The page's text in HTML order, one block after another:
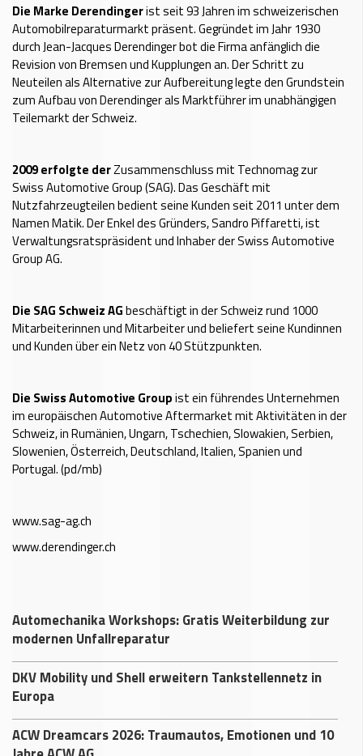
Die Marke Derendingerist seit 93 Jahren im schweizerischen
Automobilreparaturmarkt präsent. Gegründet im Jahr 1930
durch Jean-Jacques Derendinger bot die Firma anfänglich die
Revision von Bremsen und Kupplungen an. Der Schritt zu
Neuteilen als Alternative zur Aufbereitung legte den Grundstein
zum Aufbau von Derendinger als Marktführer im unabhängigen
Teilemarkt der Schweiz.
2009erfolgte derZusammenschluss mit Technomag zur
Swiss Automotive Group (SAG). Das Geschäft mit
Nutzfahrzeugteilen bedient seine Kunden seit 2011 unter dem
Namen Matik. Der Enkel des Gründers, Sandro Piffaretti, ist
Verwaltungsratspräsident und Inhaber der Swiss Automotive
Group AG.
Die SAG Schweiz AGbeschäftigt in der Schweiz rund 1000
Mitarbeiterinnen und Mitarbeiter und beliefert seine Kundinnen
und Kunden über ein Netz von 40 Stützpunkten.
Die Swiss Automotive Groupist ein führendes Unternehmen
im europäischen Automotive Aftermarket mit Aktivitäten in der
Schweiz, in Rumänien, Ungarn, Tschechien, Slowakien, Serbien,
Slowenien, Österreich, Deutschland, Italien, Spanien und
Portugal. (pd/mb)
www.sag-ag.ch
www.derendinger.ch
Automechanika Workshops: Gratis Weiterbildung zur
modernen Unfallreparatur
DKV Mobility und Shell erweitern Tankstellennetz in
Europa
ACW Dreamcars 2026: Traumautos, Emotionen und 10